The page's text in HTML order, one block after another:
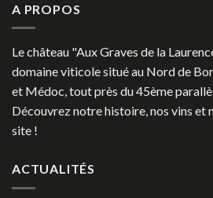
A PROPOS
Le château "Aux Graves de la
domaine viticole situé au Nord de
et Médoc, tout près du 45ème
Découvrez notre histoire, nos vins et
site !
ACTUALITÉS